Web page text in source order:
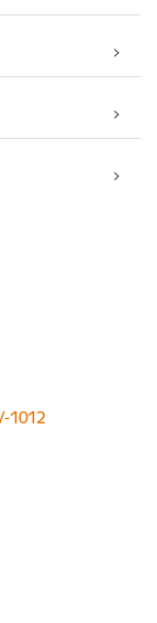
1012